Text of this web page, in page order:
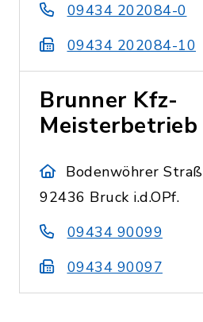
09434 202084-0
09434 202084-10
Brunner Kfz-
Meisterbetrieb
Bodenwöhrer
92436 Bruck i.d.OPf.
09434 90099
09434 90097